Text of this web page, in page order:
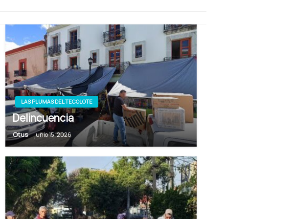
LAS PLUMAS DEL TECOLOTE
Delincuencia
Otus junio 15, 2026